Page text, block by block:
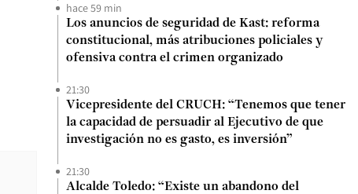
hace 59 min
Los anuncios de seguridad de Kast: reforma
constitucional, más atribuciones policiales y
ofensiva contra el crimen organizado
21:30
Vicepresidente del CRUCH: “Tenemos que tener
la capacidad de persuadir al Ejecutivo de que
investigación no es gasto, es inversión”
21:30
Alcalde Toledo: “Existe un abandono del